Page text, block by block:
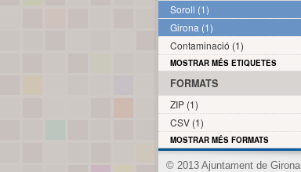
Soroll (1)
Girona (1)
Contaminació (1)
MOSTRAR MÉS ETIQUETES
FORMATS
ZIP (1)
CSV (1)
MOSTRAR MÉS FORMATS
© 2013 Ajuntament de Girona